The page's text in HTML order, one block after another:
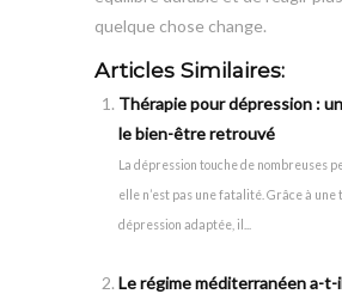
quelque chose change.
Articles Similaires:
Thérapie pour dépression :
le bien-être retrouvé
La dépression touche de nombreuses
elle n’est pas une fatalité. Grâce à
dépression adaptée, il...
Le régime méditerranéen a-t-